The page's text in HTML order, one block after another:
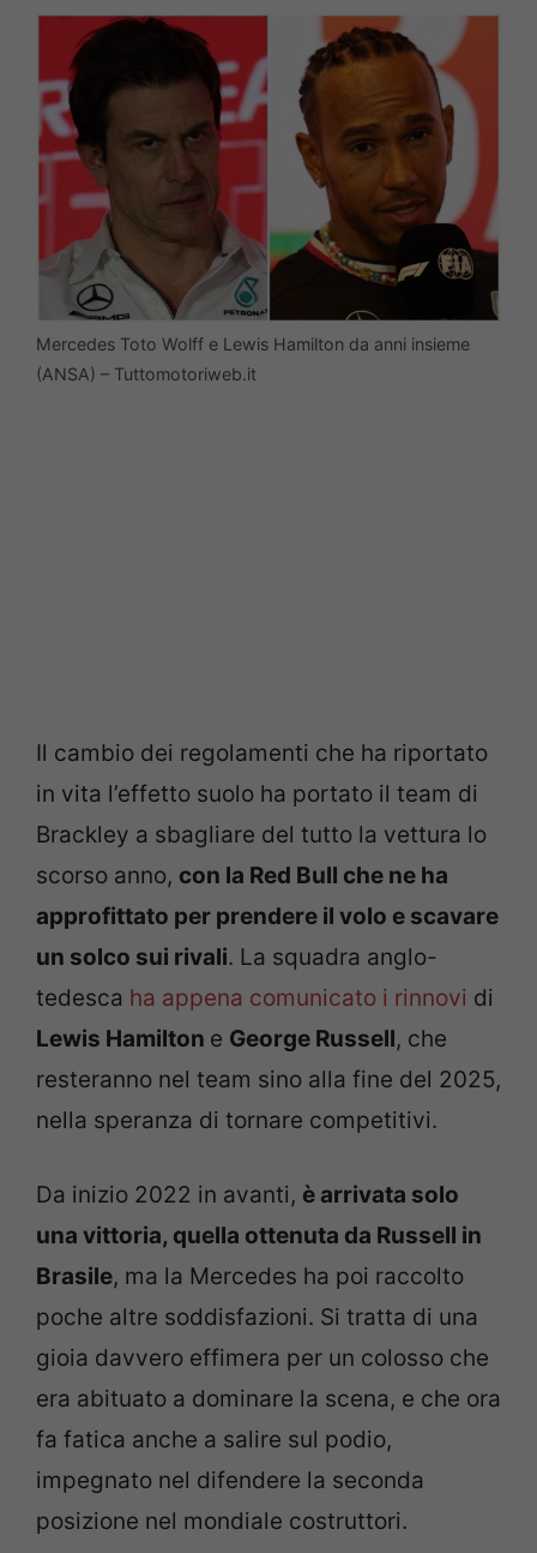
Mercedes Toto Wolff e Lewis Hamilton da anni insieme
(ANSA) – Tuttomotoriweb.it
Il cambio dei regolamenti che ha riportato
in vita l’effetto suolo ha portato il team di
Brackley a sbagliare del tutto la vettura lo
scorso anno, con la Red Bull che ne ha
approfittato per prendere il volo e scavare
un solco sui rivali. La squadra anglo-
tedesca ha appena comunicato i rinnovi di
Lewis Hamilton e George Russell, che
resteranno nel team sino alla fine del 2025,
nella speranza di tornare competitivi.
Da inizio 2022 in avanti, è arrivata solo
una vittoria, quella ottenuta da Russell in
Brasile, ma la Mercedes ha poi raccolto
poche altre soddisfazioni. Si tratta di una
gioia davvero effimera per un colosso che
era abituato a dominare la scena, e che ora
fa fatica anche a salire sul podio,
impegnato nel difendere la seconda
posizione nel mondiale costruttori.